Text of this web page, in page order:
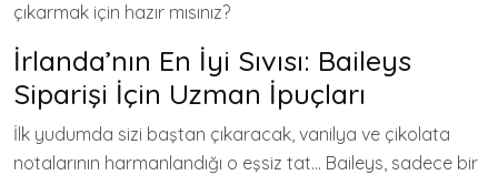
çıkarmak için hazır mısınız?
İrlanda’nın En İyi Sıvısı: Baileys
Siparişi İçin Uzman İpuçları
İlk yudumda sizi baştan çıkaracak, vanilya ve çikolata
notalarının harmanlandığı o eşsiz tat… Baileys, sadece bir